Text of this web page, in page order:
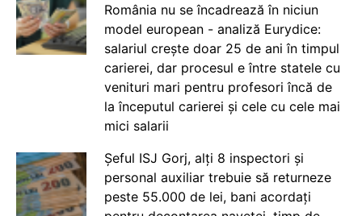
România nu se încadrează în niciun
model european - analiză Eurydice:
salariul crește doar 25 de ani în timpul
carierei, dar procesul e între statele cu
venituri mari pentru profesori încă de
la începutul carierei și cele cu cele mai
mici salarii
Șeful ISJ Gorj, alți 8 inspectori și
personal auxiliar trebuie să returneze
peste 55.000 de lei, bani acordați